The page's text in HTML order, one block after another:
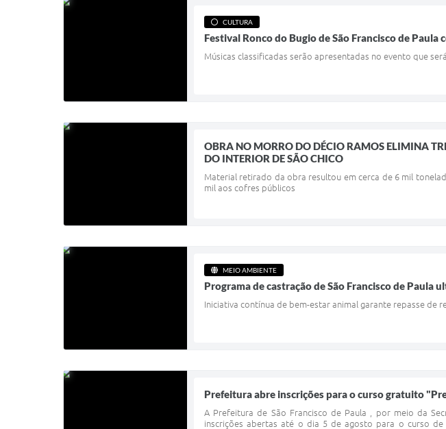
CULTURA
Festival Ronco do Bugio de São Francisco de
Músicas classificadas serão apresentadas no evento que
OBRA NO MORRO DO DÉCIO RAMOS ELIMINA
DO INTERIOR DE SÃO CHICO
Material retirado da obra resultou em cerca de 6 mil
mil aos cofres públicos
MEIO AMBIENTE
Programa de castração de São Francisco de Paula
Iniciativa contínua de bem-estar animal garante repasse de
Prefeitura abre inscrições para o curso gratuito
A Prefeitura de São Francisco de Paula , por meio da
inscrições abertas até o dia 5 de agosto para o curso